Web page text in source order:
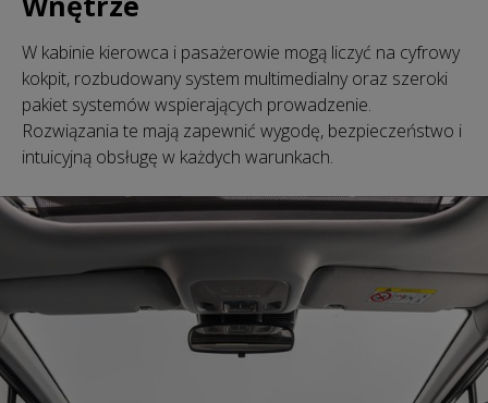
W kabinie kierowca i pasażerowie mogą liczyć na cyfrowy
kokpit, rozbudowany system multimedialny oraz szeroki
pakiet systemów wspierających prowadzenie.
Rozwiązania te mają zapewnić wygodę, bezpieczeństwo i
intuicyjną obsługę w każdych warunkach.